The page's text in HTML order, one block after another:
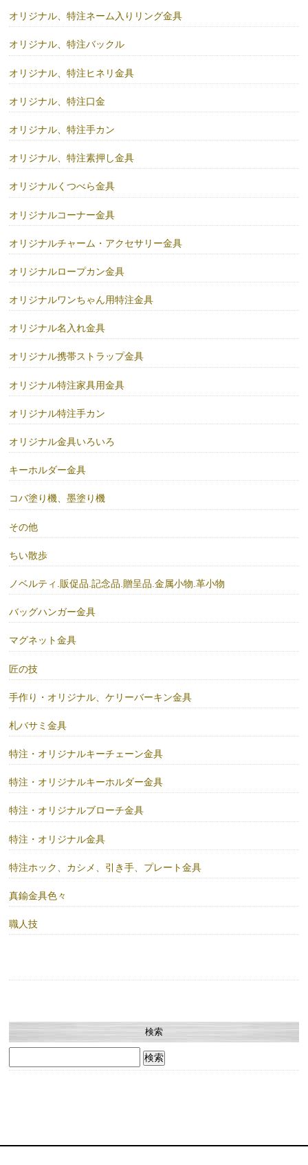
オリジナル、特注ネーム入りリング金具
オリジナル、特注バックル
オリジナル、特注ヒネリ金具
オリジナル、特注口金
オリジナル、特注手カン
オリジナル、特注素押し金具
オリジナルくつべら金具
オリジナルコーナー金具
オリジナルチャーム・アクセサリー金具
オリジナルロープカン金具
オリジナルワンちゃん用特注金具
オリジナル名入れ金具
オリジナル携帯ストラップ金具
オリジナル特注家具用金具
オリジナル特注手カン
オリジナル金具いろいろ
キーホルダー金具
コバ塗り機、墨塗り機
その他
ちい散歩
ノベルティ.販促品.記念品.贈呈品.金属小物.革小物
バッグハンガー金具
マグネット金具
匠の技
手作り・オリジナル、ケリーバーキン金具
札バサミ金具
特注・オリジナルキーチェーン金具
特注・オリジナルキーホルダー金具
特注・オリジナルブローチ金具
特注・オリジナル金具
特注ホック、カシメ、引き手、プレート金具
真鍮金具色々
職人技
検索
索: